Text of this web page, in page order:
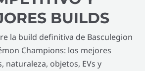
BUILDS
la build definitiva de Basculegion
Champions: los mejores
naturaleza, objetos, EVs y